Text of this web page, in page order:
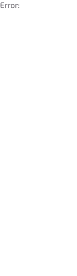
Error: